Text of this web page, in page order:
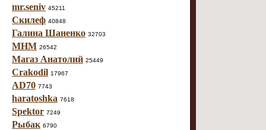
mr.seniv 45211
Скилеф 40848
Галина Шаненко 32703
МНМ 26542
Магаз Анатолий 25449
Crakodil 17967
AD70 7743
haratoshka 7618
Spektor 7249
Рыбак 6790